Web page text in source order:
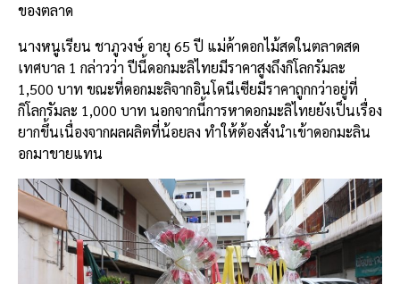
ของตลาด
นางหนูเรียน ชาภูวงษ์ อายุ 65 ปี แม่ค้าดอกไม้สดในตลาดสด
เทศบาล 1 กล่าวว่า ปีนี้ดอกมะลิไทยมีราคาสูงถึงกิโลกรัมละ
1,500 บาท ขณะที่ดอกมะลิจากอินโดนีเซียมีราคาถูกกว่าอยู่ที่
กิโลกรัมละ 1,000 บาท นอกจากนี้การหาดอกมะลิไทยยังเป็นเรื่อง
ยากขึ้นเนื่องจากผลผลิตที่น้อยลง ทำให้ต้องสั่งนำเข้าดอกมะลิน
อกมาขายแทน